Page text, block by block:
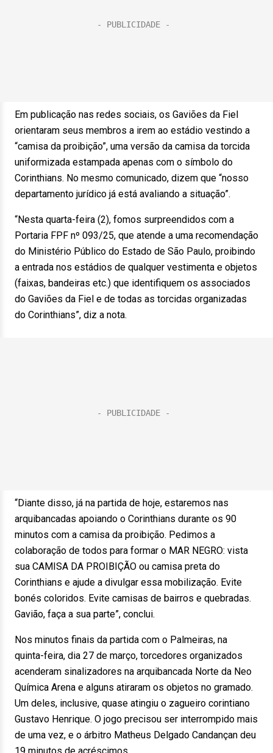
Em publicação nas redes sociais, os Gaviões da Fiel
orientaram seus membros a irem ao estádio vestindo a
“camisa da proibição”, uma versão da camisa da torcida
uniformizada estampada apenas com o símbolo do
Corinthians. No mesmo comunicado, dizem que “nosso
departamento jurídico já está avaliando a situação”.
“Nesta quarta-feira (2), fomos surpreendidos com a
Portaria FPF nº 093/25, que atende a uma recomendação
do Ministério Público do Estado de São Paulo, proibindo
a entrada nos estádios de qualquer vestimenta e objetos
(faixas, bandeiras etc.) que identifiquem os associados
do Gaviões da Fiel e de todas as torcidas organizadas
do Corinthians”, diz a nota.
“Diante disso, já na partida de hoje, estaremos nas
arquibancadas apoiando o Corinthians durante os 90
minutos com a camisa da proibição. Pedimos a
colaboração de todos para formar o MAR NEGRO: vista
sua CAMISA DA PROIBIÇÃO ou camisa preta do
Corinthians e ajude a divulgar essa mobilização. Evite
bonés coloridos. Evite camisas de bairros e quebradas.
Gavião, faça a sua parte”, conclui.
Nos minutos finais da partida com o Palmeiras, na
quinta-feira, dia 27 de março, torcedores organizados
acenderam sinalizadores na arquibancada Norte da Neo
Química Arena e alguns atiraram os objetos no gramado.
Um deles, inclusive, quase atingiu o zagueiro corintiano
Gustavo Henrique. O jogo precisou ser interrompido mais
de uma vez, e o árbitro Matheus Delgado Candançan deu